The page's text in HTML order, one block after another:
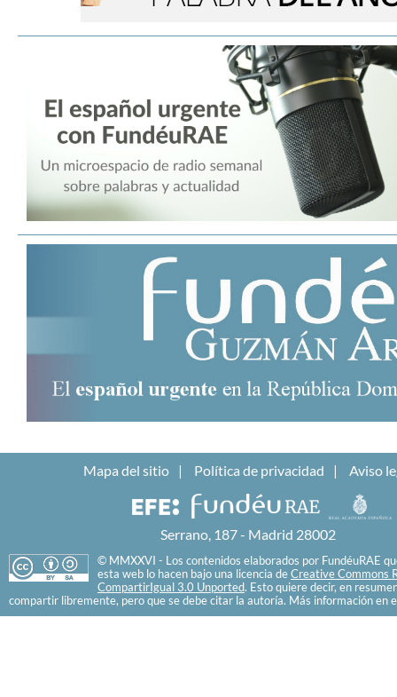
Mapa del sitio Política de privacidad Aviso
Serrano, 187 - Madrid 28002
© MMXXVI - Los contenidos elaborados por FundéuRAE
esta web lo hacen bajo una licencia de Creative Commons
CompartirIgual 3.0 Unported. Esto quiere decir, en
compartir libremente, pero que se debe citar la autoría. Más información en